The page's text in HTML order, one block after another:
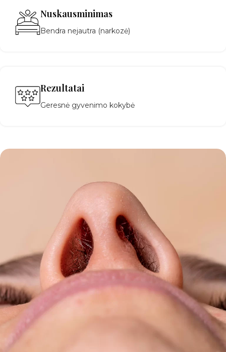
Nuskausminimas
Bendra nejautra (narkozė)
Rezultatai
Geresnė gyvenimo kokybė